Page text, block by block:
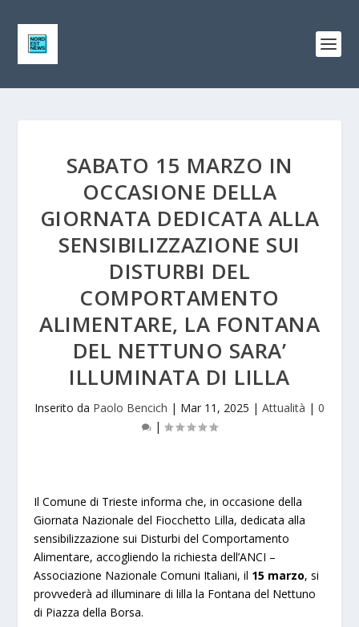
SABATO 15 MARZO IN
OCCASIONE DELLA
GIORNATA DEDICATA ALLA
SENSIBILIZZAZIONE SUI
DISTURBI DEL
COMPORTAMENTO
ALIMENTARE, LA FONTANA
DEL NETTUNO SARA’
ILLUMINATA DI LILLA
Inserito da Paolo Bencich | Mar 11, 2025 | Attualità | 0
|
Il Comune di Trieste informa che, in occasione della
Giornata Nazionale del Fiocchetto Lilla, dedicata alla
sensibilizzazione sui Disturbi del Comportamento
Alimentare, accogliendo la richiesta dell’ANCI –
Associazione Nazionale Comuni Italiani, il 15 marzo, si
provvederà ad illuminare di lilla la Fontana del Nettuno
di Piazza della Borsa.